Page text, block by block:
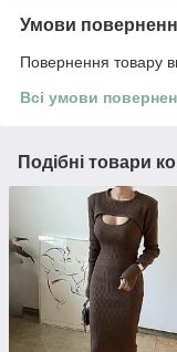
Умови
Повернення товару
Всі умови
Подібні товари